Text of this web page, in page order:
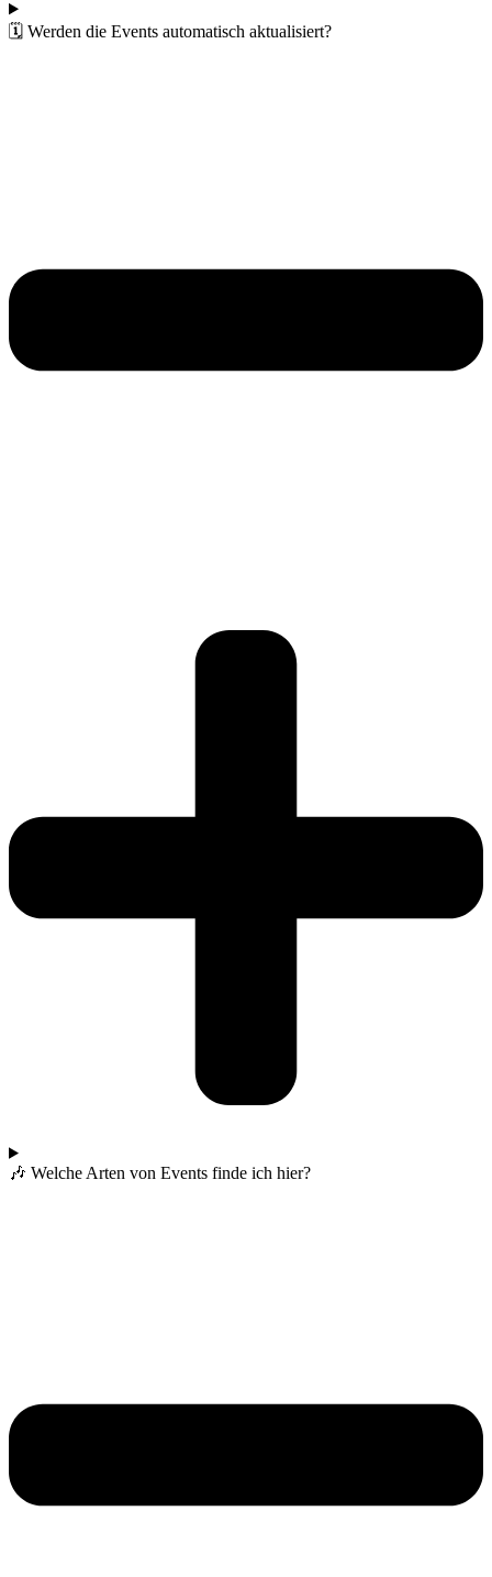
🗓️ Werden die Events automatisch aktualisiert?
🎶 Welche Arten von Events finde ich hier?